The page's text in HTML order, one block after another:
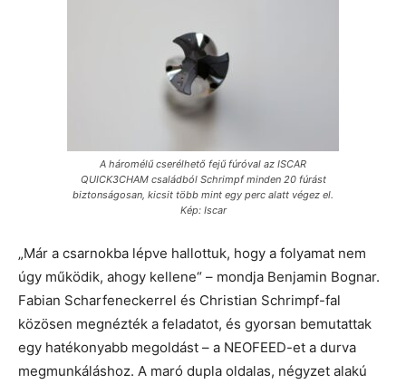
A háromélű cserélhető fejű fúróval az ISCAR
QUICK3CHAM családból Schrimpf minden 20 fúrást
biztonságosan, kicsit több mint egy perc alatt végez el.
Kép: Iscar
„Már a csarnokba lépve hallottuk, hogy a folyamat nem
úgy működik, ahogy kellene“ – mondja Benjamin Bognar.
Fabian Scharfeneckerrel és Christian Schrimpf-fal
közösen megnézték a feladatot, és gyorsan bemutattak
egy hatékonyabb megoldást – a NEOFEED-et a durva
megmunkáláshoz. A maró dupla oldalas, négyzet alakú